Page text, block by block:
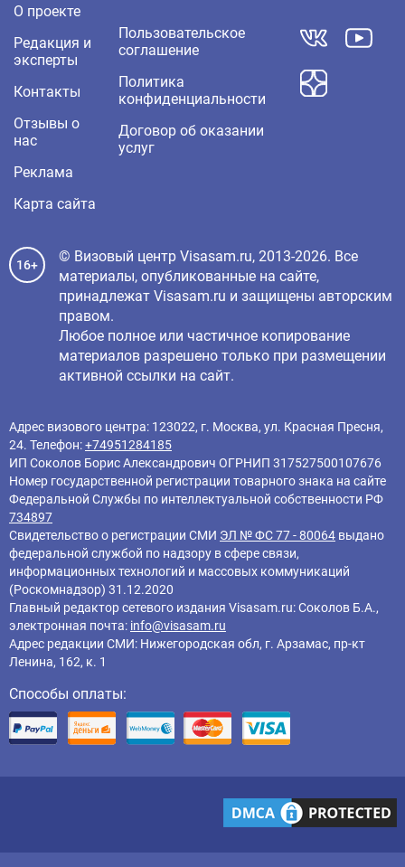
О проекте
Редакция и
эксперты
Контакты
Отзывы о
нас
Реклама
Карта сайта
Пользовательское
соглашение
Политика
конфиденциальности
Договор об оказании
услуг
16+
© Визовый центр Visasam.ru, 2013-2026. Все
материалы, опубликованные на сайте,
принадлежат Visasam.ru и защищены авторским
правом.
Любое полное или частичное копирование
материалов разрешено только при размещении
активной ссылки на сайт.
Адрес визового центра: 123022, г. Москва, ул. Красная Пресня,
24. Телефон:+74951284185
ИП Соколов Борис Александрович ОГРНИП 317527500107676
Номер государственной регистрации товарного знака на сайте
Федеральной Службы по интеллектуальной собственности РФ
734897
Свидетельство о регистрации СМИ ЭЛ № ФС 77 - 80064 выдано
федеральной службой по надзору в сфере связи,
информационных технологий и массовых коммуникаций
(Роскомнадзор) 31.12.2020
Главный редактор cетевого издания Visasam.ru: Соколов Б.А.,
электронная почта: info@visasam.ru
Адрес редакции СМИ: Нижегородская обл, г. Арзамас, пр-кт
Ленина, 162, к. 1
Способы оплаты: